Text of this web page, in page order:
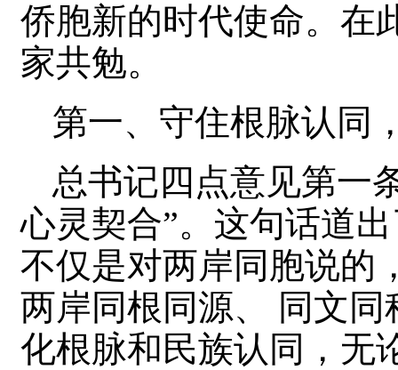
侨胞新的时代使命。在
家共勉。
第一、守住根脉认同
总书记四点意见第一
心灵契合”。这句话道
不仅是对两岸同胞说的
两岸同根同源、 同文
化根脉和民族认同，无